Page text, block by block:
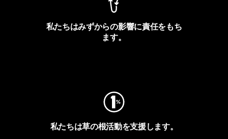
私たちはみずからの影響に責任をもち
ます。
私たちは草の根活動を支援します。